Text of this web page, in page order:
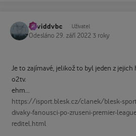
Daviddvbc Uživatel
Odesláno 29. září 2022 3 roky
Je to zajímavé, jelikož to byl jeden z
o2tv.
ehm...
https://isport.blesk.cz/clanek/blesk-
divaky-fanousci-po-zruseni-premier-
reditel.html